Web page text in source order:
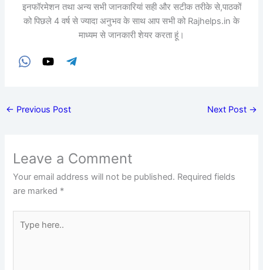
इनफॉरमेशन तथा अन्य सभी जानकारियां सही और सटीक तरीके से,पाठकों
को पिछले 4 वर्ष से ज्यादा अनुभव के साथ आप सभी को Rajhelps.in के
माध्यम से जानकारी शेयर करता हूं।
← Previous Post Next Post →
Leave a Comment
Your email address will not be published. Required fields
are marked *
here..